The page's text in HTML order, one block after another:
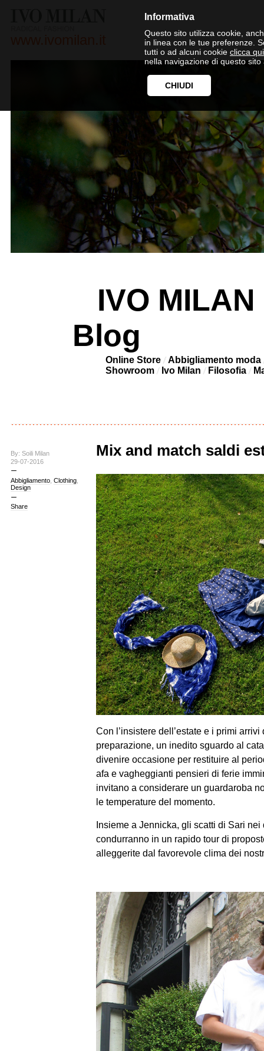
Informativa
Questo sito utilizza cookie,
in linea con le tue preferenze.
tutti o ad alcuni cookie clicca qui
nella navigazione di questo sito
CHIUDI
IVO
Blog
Online Store
Abbigliamento moda
Showroom
Ivo Milan Filosofia
By: Soili Milan
29-07-2016
Abbigliamento, Clothing,
Design
Share
Mix and match saldi
Con l’insistere dell’estate e i primi
preparazione, un inedito sguardo al
divenire occasione per restituire al
afa e vagheggianti pensieri di ferie
invitano a considerare un guardaroba
le temperature del momento.
Insieme a Jennicka, gli scatti di Sari
condurranno in un rapido tour di
alleggerite dal favorevole clima dei